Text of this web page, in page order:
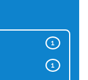
1
1